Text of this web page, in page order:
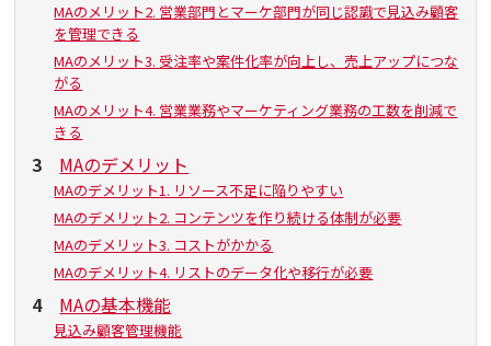
MAのメリット2. 営業部門とマーケ部門が同じ認識で見込み顧客
を管理できる
MAのメリット3. 受注率や案件化率が向上し、売上アップにつな
がる
MAのメリット4. 営業業務やマーケティング業務の工数を削減で
きる
3 MAのデメリット
MAのデメリット1. リソース不足に陥りやすい
MAのデメリット2. コンテンツを作り続ける体制が必要
MAのデメリット3. コストがかかる
MAのデメリット4. リストのデータ化や移行が必要
4 MAの基本機能
見込み顧客管理機能